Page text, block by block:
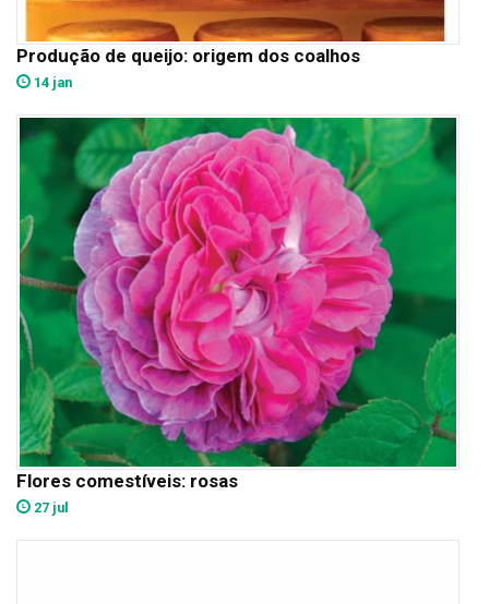
Produção de queijo: origem dos coalhos
14 jan
Flores comestíveis: rosas
27 jul